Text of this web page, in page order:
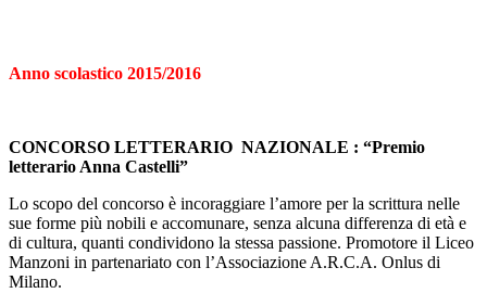
Anno scolastico 2015/2016
CONCORSO LETTERARIO NAZIONALE : “Premio
letterario Anna Castelli”
Lo scopo del concorso è incoraggiare l’amore per la scrittura nelle
sue forme più nobili e accomunare, senza alcuna differenza di età e
di cultura, quanti condividono la stessa passione. Promotore il Liceo
Manzoni in partenariato con l’Associazione A.R.C.A. Onlus di
Milano.